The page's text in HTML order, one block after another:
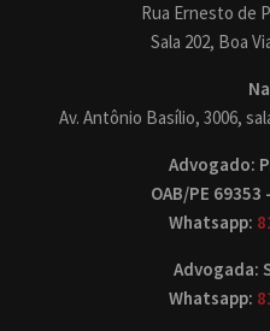
Rua Ernesto de
Sala 202, Boa
Av. Antônio Basílio, 3006,
Advogado:
OAB/PE 69353
Whatsapp:
Advogada:
Whatsapp: